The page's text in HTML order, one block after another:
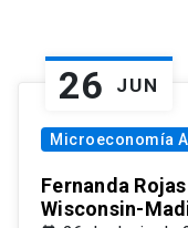
26 JUN
Microeconomía
Fernanda
Wisconsin-